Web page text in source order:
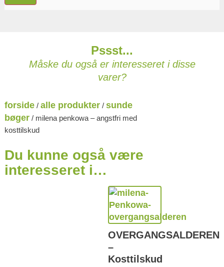
Pssst...
Måske du også er interesseret i disse
varer?
forside/ alle produkter/ sunde
bøger/ milena penkowa – angstfri med
kosttilskud
Du kunne også være
interesseret i…
OVERGANGSALDEREN
–
Kosttilskud